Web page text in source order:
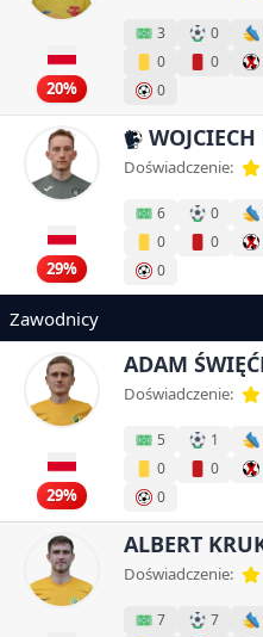
20%
3 0
0
0
0
29%
Doświadczenie:
6 0
0
0
0
Zawodnicy
29%
ADAM
Doświadczenie:
5 1
0
0
0
ALBERT
Doświadczenie:
7 7